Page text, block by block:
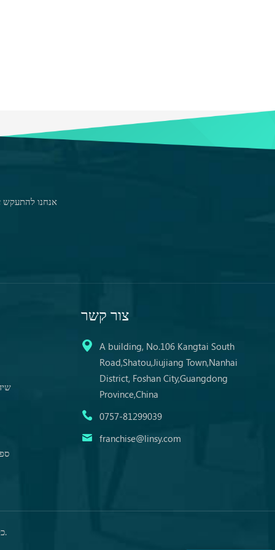
אנחנו להתעקש
צור קשר
A building, No.106 Kangtai South
Road,Shatou,Jiujiang Town,Nanhai
District, Foshan City,Guangdong
Province,China
0757-81299039
franchise@linsy.com
© זכויות יוצרים: 2026 Guangdong LINSY Home Co., LTD. כל הזכויות שמורות.